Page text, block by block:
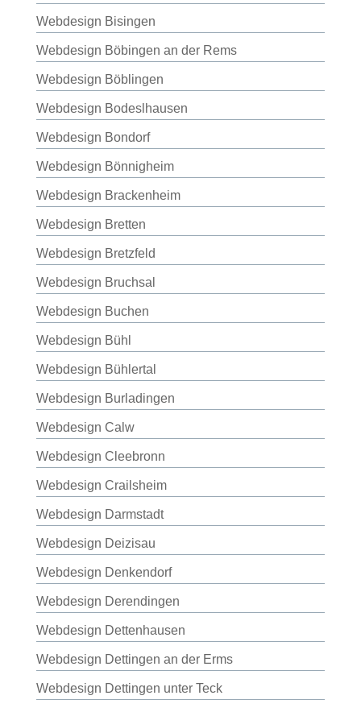
Webdesign Bisingen
Webdesign Böbingen an der Rems
Webdesign Böblingen
Webdesign Bodeslhausen
Webdesign Bondorf
Webdesign Bönnigheim
Webdesign Brackenheim
Webdesign Bretten
Webdesign Bretzfeld
Webdesign Bruchsal
Webdesign Buchen
Webdesign Bühl
Webdesign Bühlertal
Webdesign Burladingen
Webdesign Calw
Webdesign Cleebronn
Webdesign Crailsheim
Webdesign Darmstadt
Webdesign Deizisau
Webdesign Denkendorf
Webdesign Derendingen
Webdesign Dettenhausen
Webdesign Dettingen an der Erms
Webdesign Dettingen unter Teck